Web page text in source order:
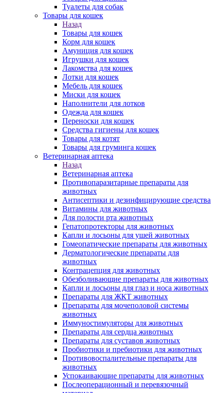
Туалеты для собак
Товары для кошек
Назад
Товары для кошек
Корм для кошек
Амуниция для кошек
Игрушки для кошек
Лакомства для кошек
Лотки для кошек
Мебель для кошек
Миски для кошек
Наполнители для лотков
Одежда для кошек
Переноски для кошек
Средства гигиены для кошек
Товары для котят
Товары для груминга кошек
Ветеринарная аптека
Назад
Ветеринарная аптека
Противопаразитарные препараты для
животных
Антисептики и дезинфицирующие средства
Витамины для животных
Для полости рта животных
Гепатопротекторы для животных
Капли и лосьоны для ушей животных
Гомеопатические препараты для животных
Дерматологические препараты для
животных
Контрацепция для животных
Обезболивающие препараты для животных
Капли и лосьоны для глаз и носа животных
Препараты для ЖКТ животных
Препараты для мочеполовой системы
животных
Иммуностимуляторы для животных
Препараты для сердца животных
Препараты для суставов животных
Пробиотики и пребиотики для животных
Противовоспалительные препараты для
животных
Успокаивающие препараты для животных
Послеоперационный и перевязочный